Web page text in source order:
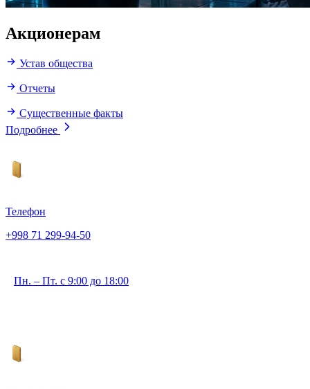
Акционерам
Устав общества
Отчеты
Существенные факты
Подробнее
Телефон
+998 71 299-94-50
Пн. – Пт. с 9:00 до 18:00